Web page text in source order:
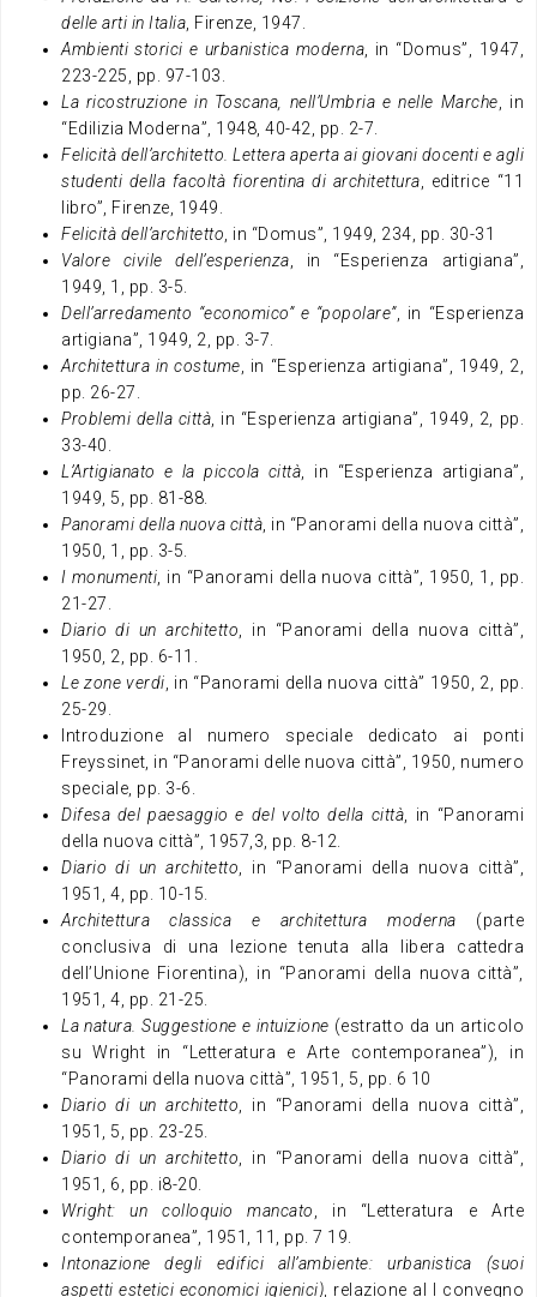
delle arti in Italia, Firenze, 1947.
Ambienti storici e urbanistica moderna, in “Domus”, 1947,
223-225, pp. 97-103.
La ricostruzione in Toscana, nell’Umbria e nelle Marche, in
“Edilizia Moderna”, 1948, 40-42, pp. 2-7.
Felicità dell’architetto. Lettera aperta ai giovani docenti e agli
studenti della facoltà fiorentina di architettura, editrice “11
libro”, Firenze, 1949.
Felicità dell’architetto, in “Domus”, 1949, 234, pp. 30-31
Valore civile dell’esperienza, in “Esperienza artigiana”,
1949, 1, pp. 3-5.
Dell’arredamento “economico” e “popolare”, in “Esperienza
artigiana”, 1949, 2, pp. 3-7.
Architettura in costume, in “Esperienza artigiana”, 1949, 2,
pp. 26-27.
Problemi della città, in “Esperienza artigiana”, 1949, 2, pp.
33-40.
L’Artigianato e la piccola città, in “Esperienza artigiana”,
1949, 5, pp. 81-88.
Panorami della nuova città, in “Panorami della nuova città”,
1950, 1, pp. 3-5.
I monumenti, in “Panorami della nuova città”, 1950, 1, pp.
21-27.
Diario di un architetto, in “Panorami della nuova città”,
1950, 2, pp. 6-11.
Le zone verdi, in “Panorami della nuova città” 1950, 2, pp.
25-29.
Introduzione al numero speciale dedicato ai ponti
Freyssinet, in “Panorami delle nuova città”, 1950, numero
speciale, pp. 3-6.
Difesa del paesaggio e del volto della città, in “Panorami
della nuova città”, 1957,3, pp. 8-12.
Diario di un architetto, in “Panorami della nuova città”,
1951, 4, pp. 10-15.
Architettura classica e architettura moderna (parte
conclusiva di una lezione tenuta alla libera cattedra
dell’Unione Fiorentina), in “Panorami della nuova città”,
1951, 4, pp. 21-25.
La natura. Suggestione e intuizione (estratto da un articolo
su Wright in “Letteratura e Arte contemporanea”), in
“Panorami della nuova città”, 1951, 5, pp. 6 10
Diario di un architetto, in “Panorami della nuova città”,
1951, 5, pp. 23-25.
Diario di un architetto, in “Panorami della nuova città”,
1951, 6, pp. i8-20.
Wright: un colloquio mancato, in “Letteratura e Arte
contemporanea”, 1951, 11, pp. 7 19.
Intonazione degli edifici all’ambiente: urbanistica (suoi
aspetti estetici economici igienici), relazione al I convegno